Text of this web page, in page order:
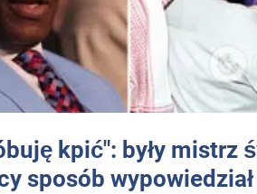
kpić": były mistrz
sposób